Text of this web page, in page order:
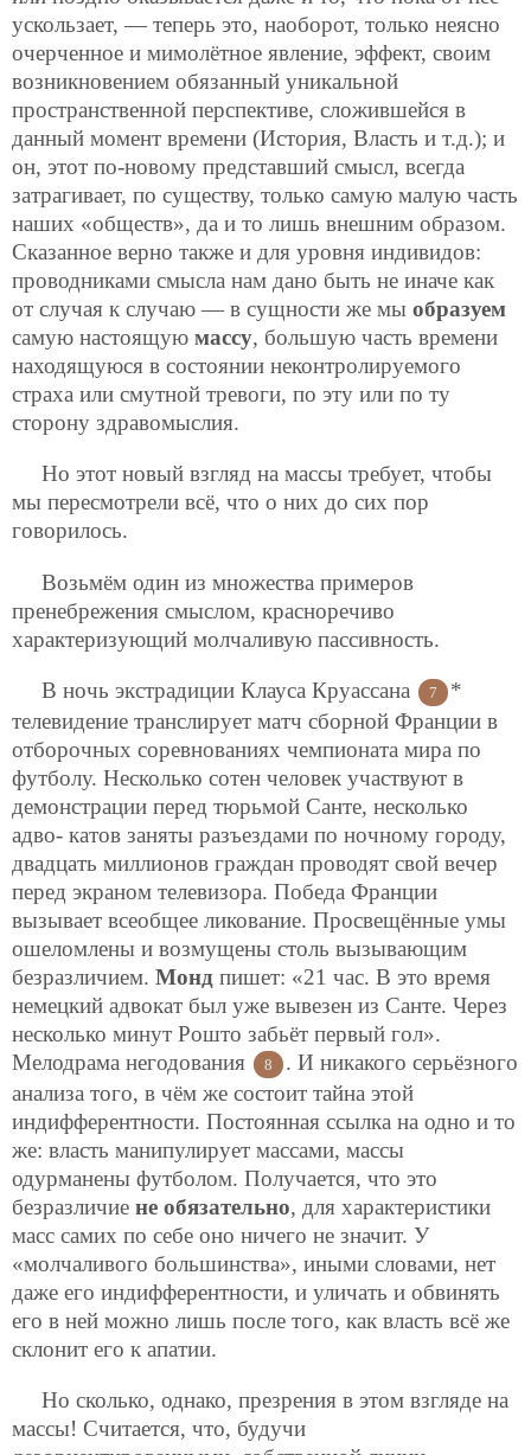
ускользает, — теперь это, наоборот, только неясно
очерченное и мимолётное явление, эффект, своим
возникновением обязанный уникальной
пространственной перспективе, сложившейся в
данный момент времени (История, Власть и т.д.); и
он, этот по-новому представший смысл, всегда
затрагивает, по существу, только самую малую часть
наших «обществ», да и то лишь внешним образом.
Сказанное верно также и для уровня индивидов:
проводниками смысла нам дано быть не иначе как
от случая к случаю — в сущности же мы образуем
самую настоящую массу, бoльшую часть времени
находящуюся в состоянии неконтролируемого
страха или смутной тревоги, по эту или по ту
сторону здравомыслия.
Но этот новый взгляд на массы требует, чтобы
мы пересмотрели всё, что о них до сих пор
говорилось.
Возьмём один из множества примеров
пренебрежения смыслом, красноречиво
характеризующий молчаливую пассивность.
В ночь экстрадиции Клауса Круассана 7
*
телевидение транслирует матч сборной Франции в
отборочных соревнованиях чемпионата мира по
футболу. Несколько сотен человек участвуют в
демонстрации перед тюрьмой Санте, несколько
адво- катов заняты разъездами по ночному городу,
двадцать миллионов граждан проводят свой вечер
перед экраном телевизора. Победа Франции
вызывает всеобщее ликование. Просвещённые умы
ошеломлены и возмущены столь вызывающим
безразличием. Монд пишет: «21 час. В это время
немецкий адвокат был уже вывезен из Санте. Через
несколько минут Рошто забьёт первый гол».
Мелодрама негодования
8
. И никакого серьёзного
анализа того, в чём же состоит тайна этой
индифферентности. Постоянная ссылка на одно и то
же: власть манипулирует массами, массы
одурманены футболом. Получается, что это
безразличие не обязательно, для характеристики
масс самих по себе оно ничего не значит. У
«молчаливого большинства», иными словами, нет
даже его индифферентности, и уличать и обвинять
его в ней можно лишь после того, как власть всё же
склонит его к апатии.
Но сколько, однако, презрения в этом взгляде на
массы! Считается, что, будучи